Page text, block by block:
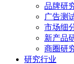
品牌研
广告测
市场细
新产品
商圈研
研究行业